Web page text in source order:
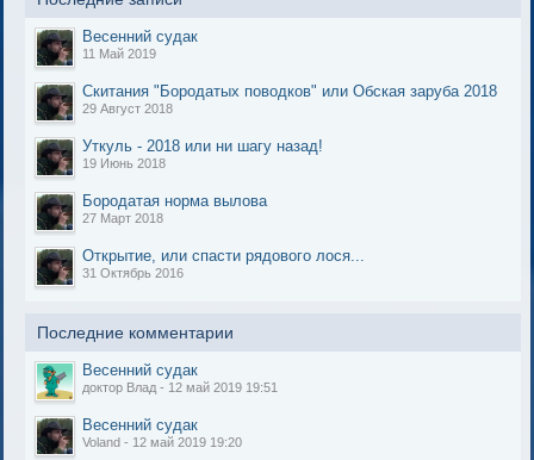
Весенний судак
11 Май 2019
Скитания "Бородатых поводков" или Обская заруба 2018
29 Август 2018
Уткуль - 2018 или ни шагу назад!
19 Июнь 2018
Бородатая норма вылова
27 Март 2018
Открытие, или спасти рядового лося...
31 Октябрь 2016
Последние комментарии
Весенний судак
доктор Влад - 12 май 2019 19:51
Весенний судак
Voland - 12 май 2019 19:20